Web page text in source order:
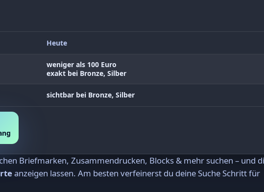
Heute
weniger als 100 Euro
exakt bei Bronze, Silber
sichtbar bei Bronze, Silber
Briefmarken, Zusammendrucken, Blocks & mehr suchen – und
anzeigen lassen. Am besten verfeinerst du deine Suche Schritt für